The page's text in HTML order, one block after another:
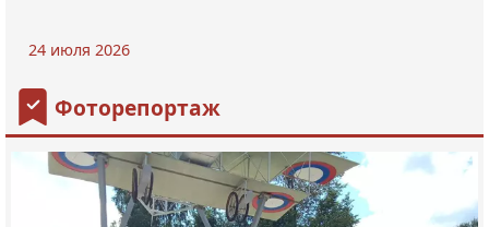
24 июля 2026
Фоторепортаж